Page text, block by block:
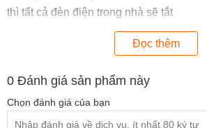
thì tất cả đèn điện trong nhà sẽ tắt
Bảng Công Tắc Điều Khiển SmartZ
đi xa vẫn có thể kiểm soát thật tốt.
Đọc thêm
0 Đánh giá sản phẩm này
Chọn đánh giá của bạn